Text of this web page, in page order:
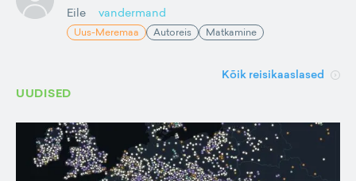
Eile vandermand
Uus-Meremaa Autoreis Matkamine
Kõik reisikaaslased
UUDISED